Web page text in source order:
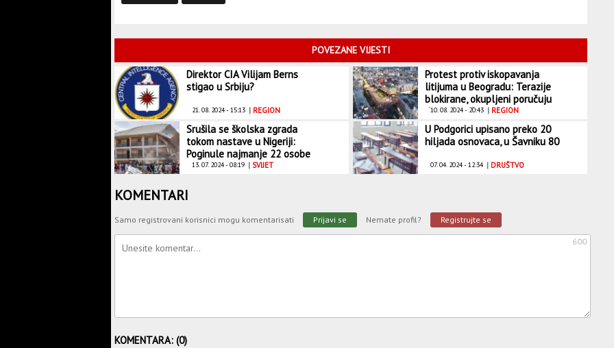
POVEZANE VIJESTI
Direktor CIA Vilijam Berns
stigao u Srbiju?
21. 08. 2024 - 15:13 | REGION
Protest protiv iskopavanja
litijuma u Beogradu: Terazije
blokirane, okupljeni poručuju
da neće odustati
10. 08. 2024 - 20:43 | REGION
Srušila se školska zgrada
tokom nastave u Nigeriji:
Poginule najmanje 22 osobe
13. 07. 2024 - 08:19 | SVIJET
U Podgorici upisano preko 20
hiljada osnovaca, u Šavniku 80
07. 04. 2024 - 12:34 | DRUŠTVO
KOMENTARI
Samo registrovani korisnici mogu komentarisati Prijavi se Nemate profil? Registrujte se
600
KOMENTARA: (0)